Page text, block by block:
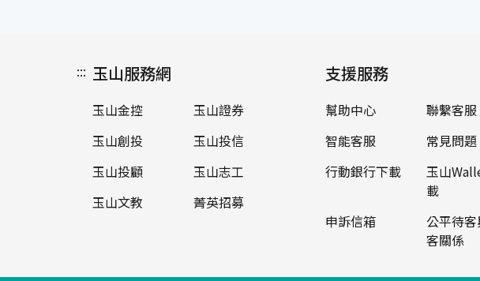
視並致力於提供滿足高齡者需求的信託保障服
務，截至2021年底，玉山安養信託新增受益人
數成長近6倍，累積受益人數超過500人，累計
信託財產本金淨增量超逾新臺幣20億元，為台
灣銀行業第一名，展現玉山辦理安養信託的成
果，完善的信託規劃贏得顧客信賴與託付。 玉
山銀行秉持兼具創新改變與顧客體驗精神，推
「預開型安養信託」服務，鼓勵民眾先完成簽
約，待啟動撥付機制後再付管理費，以彈性收
方法，與
理」、「
永續」，
表示，玉
過去兩年
件，提供
過5,300多
善用金融
以樂業的
示，玉山
零碳排放
::: 玉山服務網
玉山金控
玉山證券
玉山創投
玉山投信
玉山投顧
玉山志工
玉山文教
菁英招募
支援服務
幫助中心
聯繫客服
智能客服
常見問題
行動銀行下載
玉山
載
申訴信箱
公平待
客關係